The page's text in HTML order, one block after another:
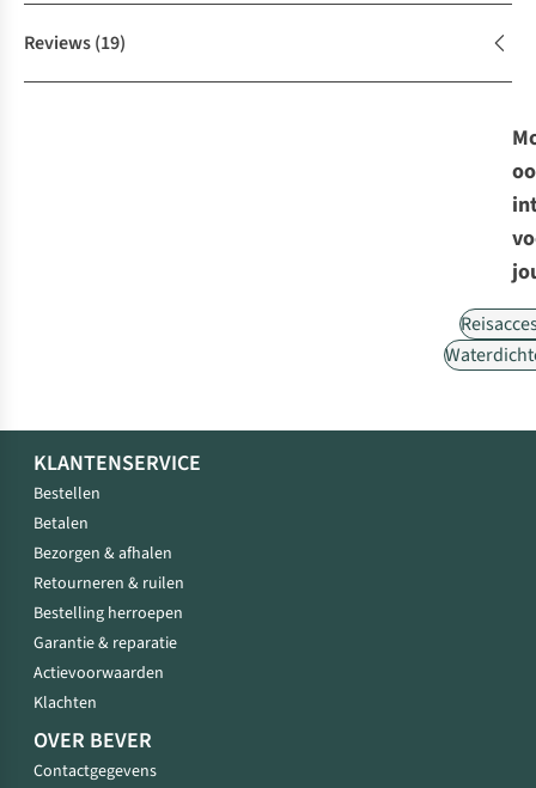
Reviews(19)
KLANTENSERVICE
Bestellen
Betalen
Bezorgen & afhalen
Retourneren & ruilen
Bestelling herroepen
Garantie & reparatie
Actievoorwaarden
Klachten
OVER BEVER
Contactgegevens